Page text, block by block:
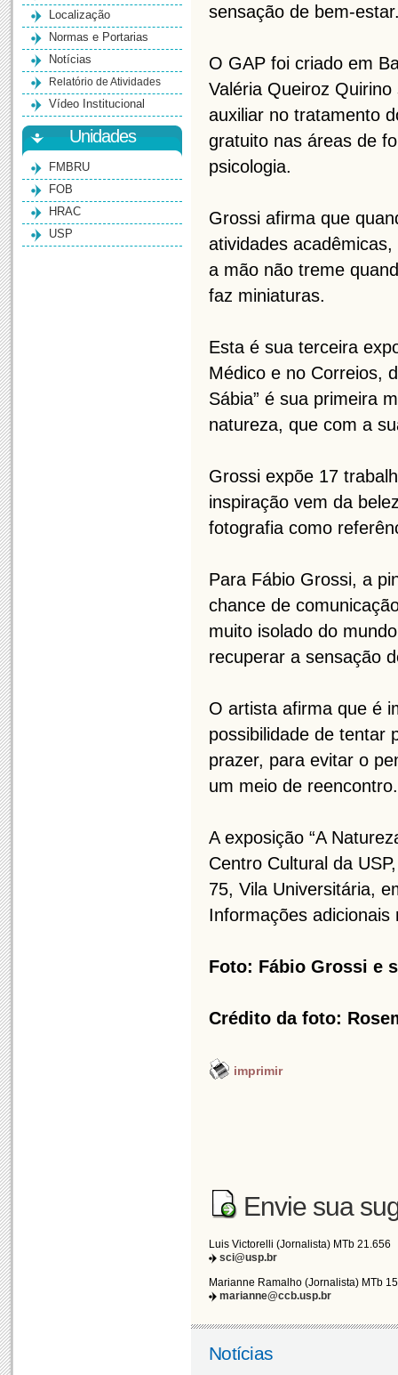
Localização
Normas e Portarias
Notícias
Relatório de Atividades
Vídeo Institucional
Unidades
FMBRU
FOB
HRAC
USP
sensação de bem-
O GAP foi criado em
Valéria Queiroz
auxiliar no tratamento
gratuito nas áreas de
psicologia.
Grossi afirma que
atividades
a mão não treme
faz miniaturas.
Esta é sua terceira
Médico e no Correios,
Sábia” é sua primeira
natureza, que com a
Grossi expõe 17
inspiração vem da
fotografia como
Para Fábio Grossi, a
chance de
muito isolado do
recuperar a sensação
O artista afirma que é
possibilidade de tentar
prazer, para evitar o
um meio de
A exposição “A
Centro Cultural da
75, Vila Universitária,
Informações
Foto: Fábio Grossi e
Crédito da foto:
imprimir
Envie sua
Luis Victorelli (Jornalista) MTb 21.656
sci@usp.br
Marianne Ramalho (Jornalista) MTb
marianne@ccb.usp.br
Notícias